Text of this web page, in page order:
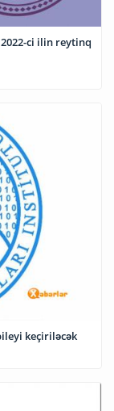
ci ilin reytinq
keçiriləcək